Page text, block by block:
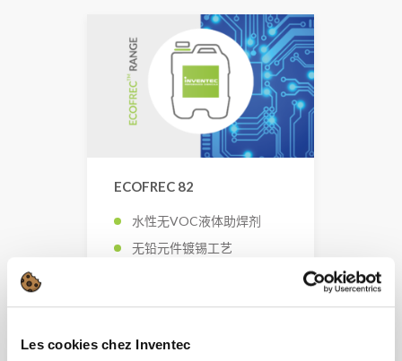
Les cookies chez Inventec
ECOFREC 82
水性无VOC液体助焊剂
无铅元件镀锡工艺